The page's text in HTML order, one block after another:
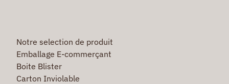
Notre selection de produit
Emballage E-commerçant
Boite Blister
Carton Inviolable